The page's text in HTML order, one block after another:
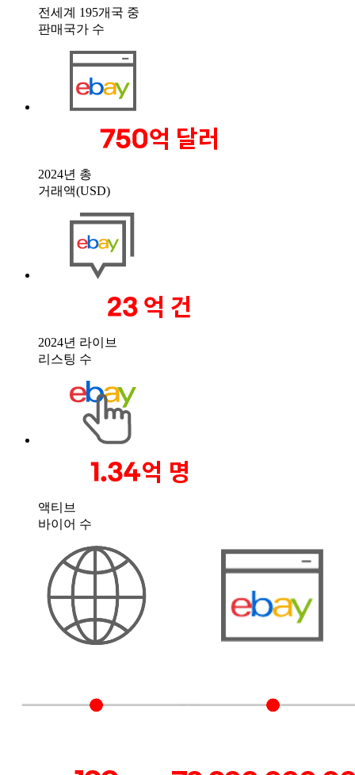
전세계 195개국 중
판매국가 수
2024년 총
거래액(USD)
2024년 라이브
리스팅 수
액티브
바이어 수